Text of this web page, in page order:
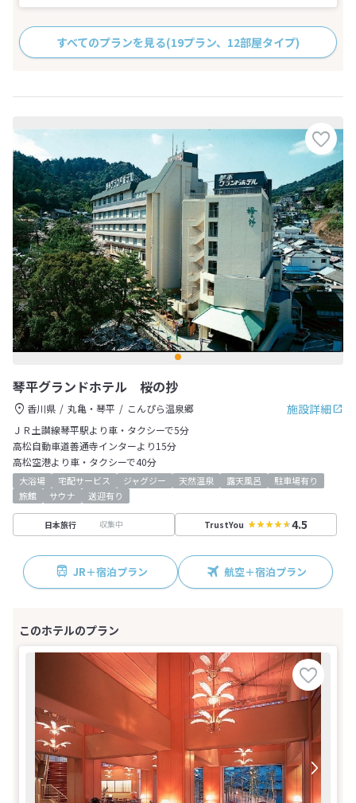
すべてのプランを見る(19プラン、12部屋タイプ)
琴平グランドホテル 桜の抄
施設詳細
香川県 丸亀・琴平
こんぴら温泉郷
ＪＲ土讃線琴平駅より車・タクシーで5分
高松自動車道善通寺インターより15分
高松空港より車・タクシーで40分
大浴場 宅配サービス ジャグジー 天然温泉 露天風呂
駐車場有り
旅館
サウナ 送迎有り
日本旅行 収集中 TrustYou 4.5
JR＋宿泊プラン 航空＋宿泊プラン